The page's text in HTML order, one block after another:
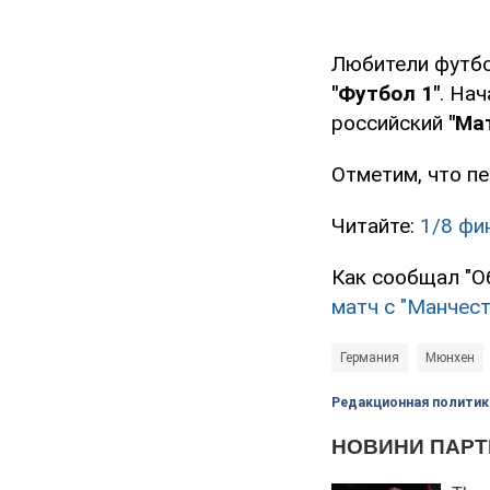
Любители
"Футбол 1".
российский
Отметим, что
Читайте: 1/8
Как сообщал
матч с
Германия Мюнхен
Редакционная